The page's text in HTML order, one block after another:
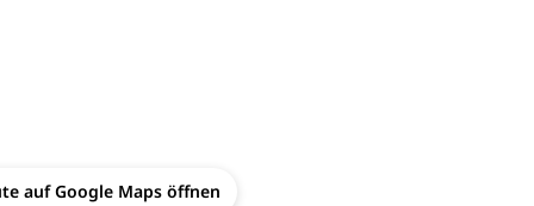
auf Google Maps öffnen